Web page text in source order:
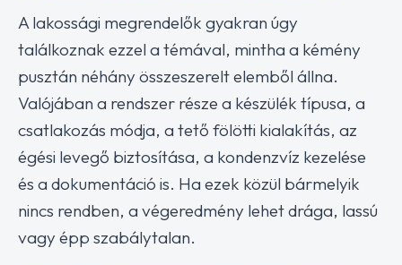
A lakossági megrendelők gyakran úgy
találkoznak ezzel a témával, mintha a kémény
pusztán néhány összeszerelt elemből állna.
Valójában a rendszer része a készülék típusa, a
csatlakozás módja, a tető fölötti kialakítás, az
égési levegő biztosítása, a kondenzvíz kezelése
és a dokumentáció is. Ha ezek közül bármelyik
nincs rendben, a végeredmény lehet drága, lassú
vagy épp szabálytalan.